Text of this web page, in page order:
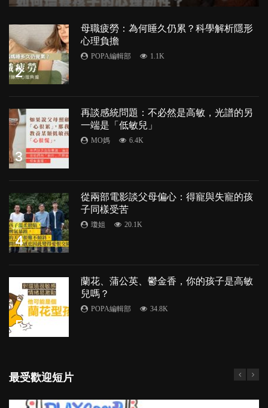
2
母職疲勞：為何睡久仍累？科學解析隱形
心理負擔
POPA編輯部 1.1K
3
再談感統問題：不必然是高敏，光譜的另
一端是「低敏兒」
MO媽 6.4K
4
從兩部電影談父母偏心：得寵與失寵的孩
子同樣受苦
瓊姐 20.1K
5
蘭花、蒲公英、鬱金香，你的孩子是高敏
兒嗎？
POPA編輯部 34.8K
最受歡迎短片